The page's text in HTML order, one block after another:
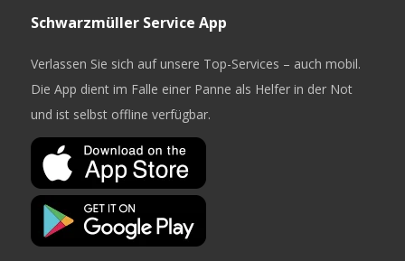
Schwarzmüller Service App
Verlassen Sie sich auf unsere Top-Services – auch mobil.
Die App dient im Falle einer Panne als Helfer in der Not
und ist selbst offline verfügbar.